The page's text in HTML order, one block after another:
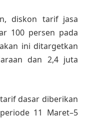
diskon tarif jasa
100 persen pada
ini ditargetkan
dan 2,4 juta
dasar diberikan
11 Maret–5